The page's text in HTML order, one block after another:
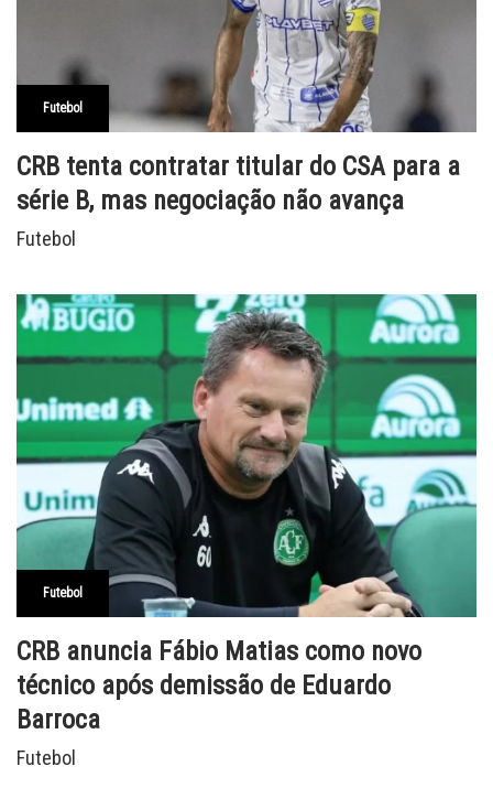
Futebol
CRB tenta contratar titular do CSA para a
série B, mas negociação não avança
Futebol
Futebol
CRB anuncia Fábio Matias como novo
técnico após demissão de Eduardo
Barroca
Futebol